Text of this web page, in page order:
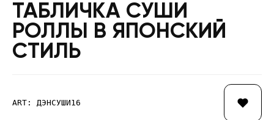
ТАБЛИЧКА СУШИ
РОЛЛЫ В ЯПОНСКИЙ
СТИЛЬ
ART: ДЭНСУШИ16